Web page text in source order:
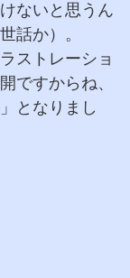
ないと思うん
話か）。
ストレーショ
ですからね、
となりまし